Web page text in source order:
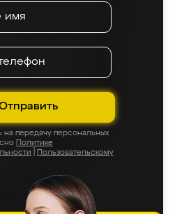
на передачу персональных
Политике
Пользовательскому